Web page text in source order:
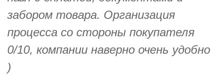
забором товара. Организация
процесса со стороны покупателя
0/10, компании наверно очень удобно
)